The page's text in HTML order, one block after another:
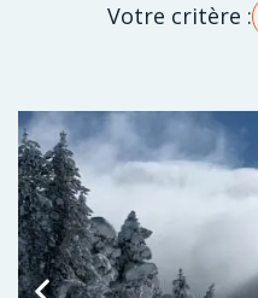
Votre critère :